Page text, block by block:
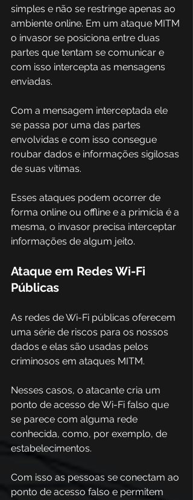
simples e não se restringe apenas ao
ambiente online. Em um ataque MITM
o invasor se posiciona entre duas
partes que tentam se comunicar e
com isso intercepta as mensagens
enviadas.
Com a mensagem interceptada ele
se passa por uma das partes
envolvidas e com isso consegue
roubar dados e informações sigilosas
de suas vítimas.
Esses ataques podem ocorrer de
forma online ou offline e a primícia é a
mesma, o invasor precisa interceptar
informações de algum jeito.
Ataque em Redes Wi-Fi
Públicas
As redes de Wi-Fi públicas oferecem
uma série de riscos para os nossos
dados e elas são usadas pelos
criminosos em ataques MITM.
Nesses casos, o atacante cria um
ponto de acesso de Wi-Fi falso que
se parece com alguma rede
conhecida, como, por exemplo, de
estabelecimentos.
Com isso as pessoas se conectam ao
ponto de acesso falso e permitem